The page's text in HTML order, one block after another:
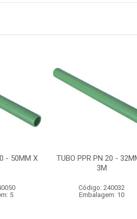
- 50MM X
5
TUBO PPR PN 20 -
3M
Código: 240032
Embalagem: 10